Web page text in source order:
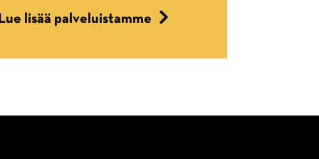
Lue lisää palveluistamme